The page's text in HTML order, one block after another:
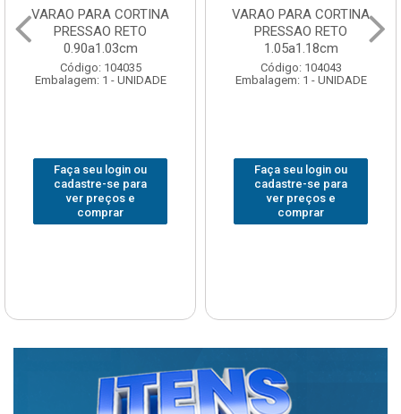
VARAO PARA CORTINA
PRESSAO RETO
1.05a1.18cm
Código: 104043
Embalagem: 1 - UNIDADE
Faça seu login ou
cadastre-se para
ver preços e
comprar
VARAO PARA CORTINA
PRESSAO RETO
1.20a1.33cm
Código: 104051
Embalagem: 1 - UNIDADE
Faça seu login ou
cadastre-se para
ver preços e
comprar